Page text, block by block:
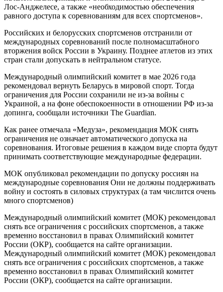
Лос-Анджелесе, а также «необходимостью обеспечения
равного доступа к соревнованиям для всех спортсменов».
Российских и белорусских спортсменов отстранили от
международных соревнований после полномасштабного
вторжения войск России в Украину. Позднее атлетов из этих
стран стали допускать в нейтральном статусе.
Международный олимпийский комитет в мае 2026 года
рекомендовал вернуть Беларусь в мировой спорт. Тогда
ограничения для России сохранили не из-за войны с
Украиной, а на фоне обеспокоенности в отношении РФ из-за
допинга, сообщали источники The Guardian.
Как ранее отмечала «Медуза», рекомендация МОК снять
ограничения не означает автоматического допуска на
соревнования. Итоговые решения в каждом виде спорта будут
принимать соответствующие международные федерации.
МОК опубликовал рекомендации по допуску россиян на
международные соревнования Они не должны поддерживать
войну и состоять в силовых структурах (а там числится очень
много спортсменов)
Международный олимпийский комитет (МОК) рекомендовал
снять все ограничения с российских спортсменов, а также
временно восстановил в правах Олимпийский комитет
России (ОКР), сообщается на сайте организации.
Международный олимпийский комитет (МОК) рекомендовал
снять все ограничения с российских спортсменов, а также
временно восстановил в правах Олимпийский комитет
России (ОКР), сообщается на сайте организации.